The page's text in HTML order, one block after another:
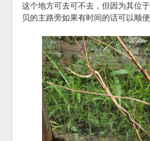
这个地方可去可不去，但因为其位
贝的主路旁如果有时间的话可以顺便